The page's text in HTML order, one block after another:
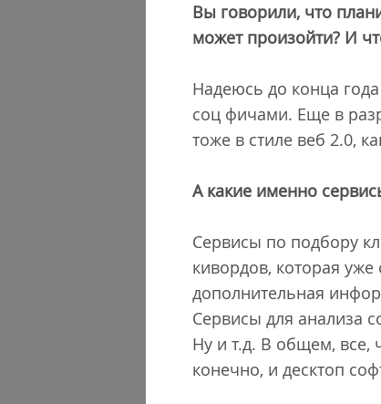
Вы говорили, что
может произойти? И
Надеюсь до конца
соц фичами. Еще в
тоже в стиле веб 2.0,
А какие именно
Сервисы по подбору
кивордов, которая
дополнительная
Сервисы для анализа
Ну и т.д. В общем, все,
конечно, и десктоп